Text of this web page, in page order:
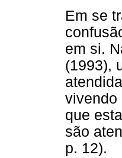
Em se
em si.
(1993),
vivendo
que
são
p. 12).